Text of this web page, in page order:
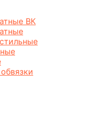
ВК